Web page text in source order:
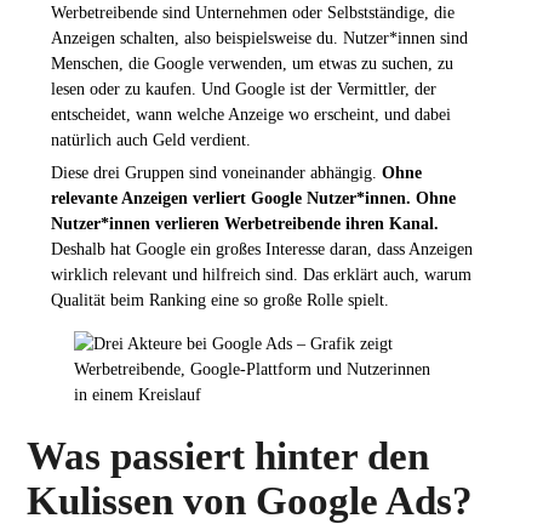
Werbetreibende sind Unternehmen oder Selbstständige, die
Anzeigen schalten, also beispielsweise du. Nutzer*innen sind
Menschen, die Google verwenden, um etwas zu suchen, zu
lesen oder zu kaufen. Und Google ist der Vermittler, der
entscheidet, wann welche Anzeige wo erscheint, und dabei
natürlich auch Geld verdient.
Diese drei Gruppen sind voneinander abhängig. Ohne
relevante Anzeigen verliert Google Nutzer*innen. Ohne
Nutzer*innen verlieren Werbetreibende ihren Kanal.
Deshalb hat Google ein großes Interesse daran, dass Anzeigen
wirklich relevant und hilfreich sind. Das erklärt auch, warum
Qualität beim Ranking eine so große Rolle spielt.
Was passiert hinter den
Kulissen von Google Ads?